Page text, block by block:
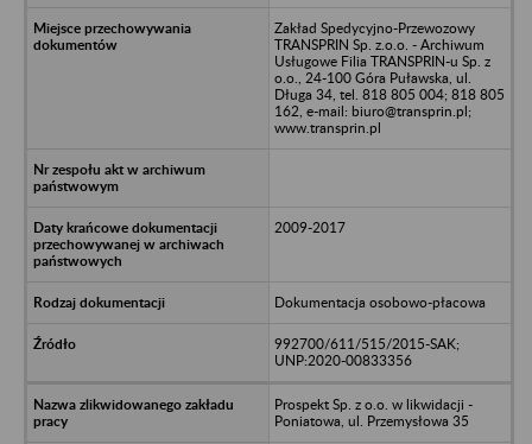
Zakład Spedycyjno-Przewozowy
TRANSPRIN Sp. z.o.o. - Archiwum
Usługowe Filia TRANSPRIN-u Sp. z
o.o., 24-100 Góra Puławska, ul.
Długa 34, tel. 818 805 004; 818 805
162, e-mail: biuro@transprin.pl;
www.transprin.pl
2009-2017
Dokumentacja osobowo-płacowa
992700/611/515/2015-SAK;
UNP:2020-00833356
Prospekt Sp. z o.o. w likwidacji -
Poniatowa, ul. Przemysłowa 35